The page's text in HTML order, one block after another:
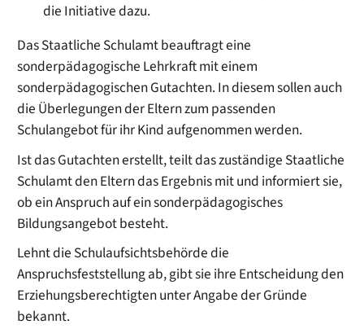
die Initiative dazu.
Das Staatliche Schulamt beauftragt eine
sonderpädagogische Lehrkraft mit einem
sonderpädagogischen Gutachten. In diesem sollen auch
die Überlegungen der Eltern zum passenden
Schulangebot für ihr Kind aufgenommen werden.
Ist das Gutachten erstellt, teilt das zuständige Staatliche
Schulamt den Eltern das Ergebnis mit und informiert sie,
ob ein Anspruch auf ein sonderpädagogisches
Bildungsangebot besteht.
Lehnt die Schulaufsichtsbehörde die
Anspruchsfeststellung ab, gibt sie ihre Entscheidung den
Erziehungsberechtigten unter Angabe der Gründe
bekannt.